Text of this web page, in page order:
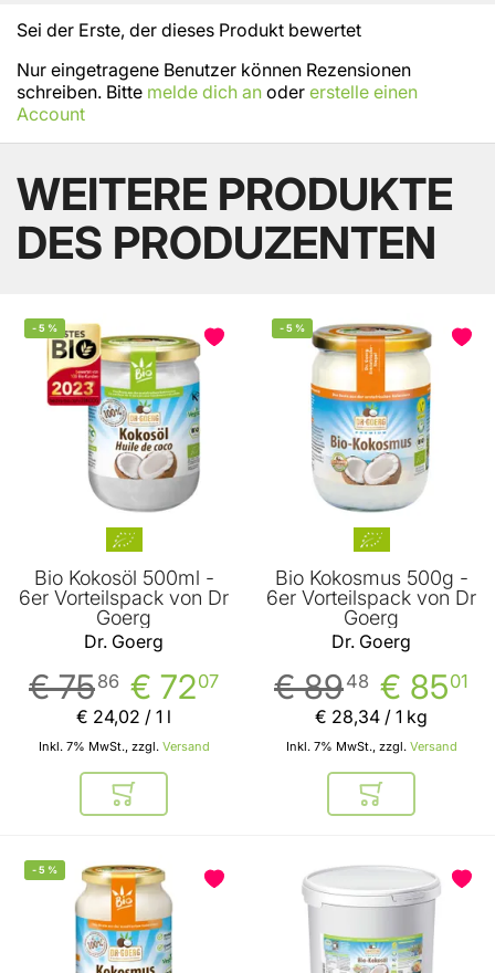
Sei der Erste, der dieses Produkt bewertet
Nur eingetragene Benutzer können Rezensionen
schreiben. Bitte melde dich an oder erstelle einen
Account
WEITERE PRODUKTE
DES PRODUZENTEN
-5 %
Bio Kokosöl 500ml -
6er Vorteilspack von Dr
Goerg
Dr. Goerg
€ 7207
€ 7586
Inkl. 7% MwSt., zzgl. Versand
€ 24,02 / 1 l
In den Warenkorb
-5 %
Bio Kokosmus 500g -
6er Vorteilspack von Dr
Goerg
Dr. Goerg
€ 8501
€ 8948
Inkl. 7% MwSt., zzgl. Versand
€ 28,34 / 1 kg
In den
-5 %